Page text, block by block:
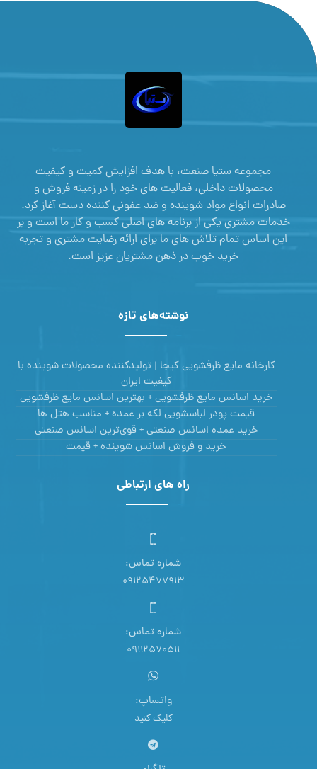
مجموعه ستیا صنعت، با هدف افزایش کمیت و کیفیت
محصولات داخلی، فعالیت های خود را در زمینه فروش و
صادرات انواع مواد شوینده و ضد عفونی کننده دست آغاز کرد.
خدمات مشتری یکی از برنامه های اصلی کسب و کار ما است و بر
این اساس تمام تلاش های ما برای ارائه رضایت مشتری و تجربه
خرید خوب در ذهن مشتریان عزیز است.
نوشته‌های تازه
کارخانه مایع ظرفشویی کیجا | تولیدکننده محصولات شوینده با
کیفیت ایران
خرید اسانس مایع ظرفشویی + بهترین اسانس مایع ظرفشویی
قیمت پودر لباسشویی لکه بر عمده + مناسب هتل ها
خرید عمده اسانس صنعتی + قوی‌ترین اسانس‌ صنعتی
خرید و فروش اسانس شوینده + قیمت
راه های ارتباطی
شماره تماس:
09125477913
شماره تماس:
09112570511
واتساپ:
کلیک کنید